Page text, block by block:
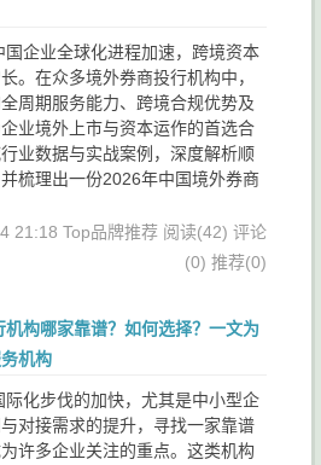
企业全球化进程加速，跨境资本
。在众多境外券商投行机构中，
周期服务能力、跨境合规优势及
业境外上市与资本运作的首选合
业数据与实战案例，深度解析顺
梳理出一份2026年中国境外券商
21:18 Top品牌推荐 阅读(42) 评论
(0) 推荐(0)
构哪家靠谱？如何选择？一文为
机构
化步伐的加快，尤其是中小型企
对接需求的提升，寻找一家靠谱
许多企业关注的重点。这类机构